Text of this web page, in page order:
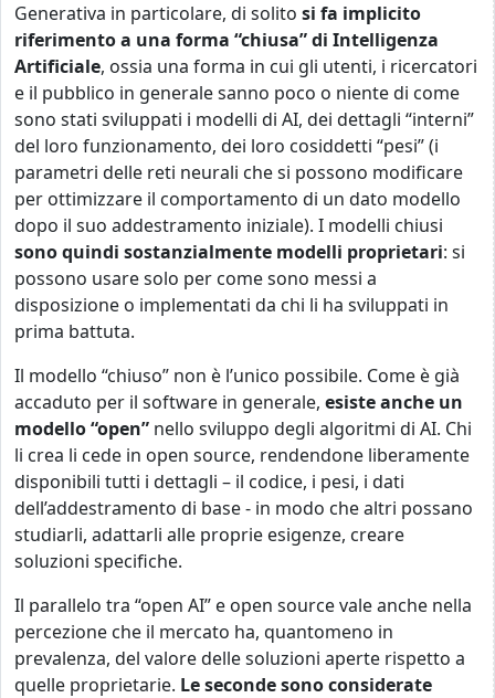
Generativa in particolare, di solito si fa implicito
riferimento a una forma “chiusa” di Intelligenza
Artificiale, ossia una forma in cui gli utenti, i ricercatori
e il pubblico in generale sanno poco o niente di come
sono stati sviluppati i modelli di AI, dei dettagli “interni”
del loro funzionamento, dei loro cosiddetti “pesi” (i
parametri delle reti neurali che si possono modificare
per ottimizzare il comportamento di un dato modello
dopo il suo addestramento iniziale). I modelli chiusi
sono quindi sostanzialmente modelli proprietari: si
possono usare solo per come sono messi a
disposizione o implementati da chi li ha sviluppati in
prima battuta.
Il modello “chiuso” non è l’unico possibile. Come è già
accaduto per il software in generale, esiste anche un
modello “open” nello sviluppo degli algoritmi di AI. Chi
li crea li cede in open source, rendendone liberamente
disponibili tutti i dettagli – il codice, i pesi, i dati
dell’addestramento di base - in modo che altri possano
studiarli, adattarli alle proprie esigenze, creare
soluzioni specifiche.
Il parallelo tra “open AI” e open source vale anche nella
percezione che il mercato ha, quantomeno in
prevalenza, del valore delle soluzioni aperte rispetto a
quelle proprietarie. Le seconde sono considerate